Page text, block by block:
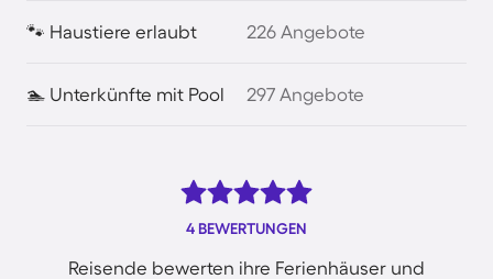
🐾 Haustiere erlaubt 226 Angebote
🏊 Unterkünfte mit Pool 297 Angebote
4 BEWERTUNGEN
Reisende bewerten ihre Ferienhäuser und